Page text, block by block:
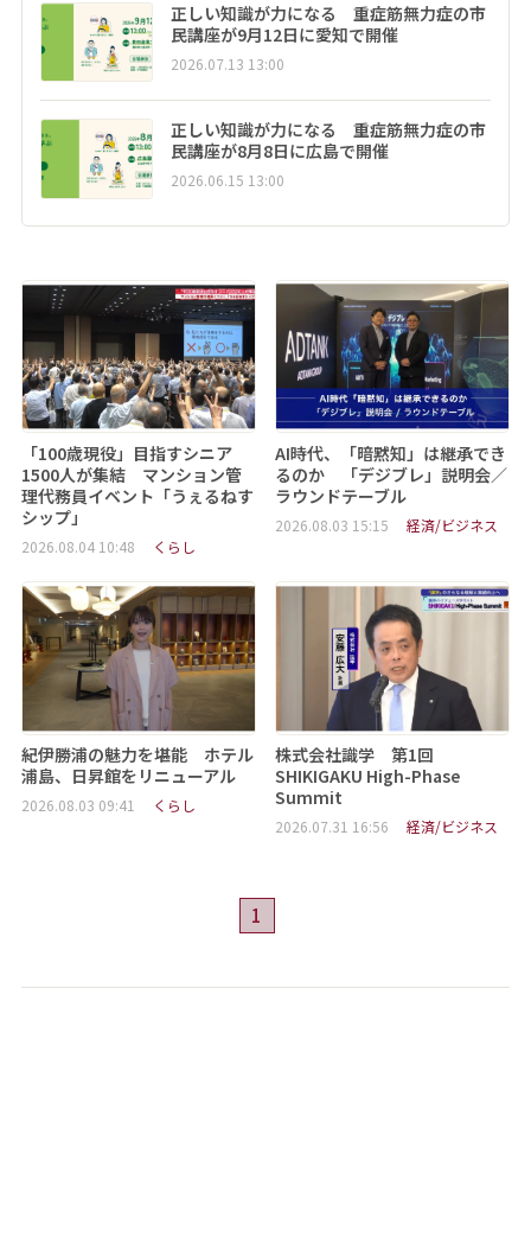
正しい知識が力になる 重症筋無力症の市
民講座が9月12日に愛知で開催
2026.07.13 13:00
正しい知識が力になる 重症筋無力症の市
民講座が8月8日に広島で開催
2026.06.15 13:00
「100歳現役」目指すシニア
1500人が集結 マンション管
理代務員イベント「うぇるねす
シップ」
2026.08.04 10:48 くらし
AI時代、「暗黙知」は継承でき
るのか 「デジブレ」説明会／
ラウンドテーブル
2026.08.03 15:15 経済/ビジネス
紀伊勝浦の魅力を堪能 ホテル
浦島、日昇館をリニューアル
2026.08.03 09:41 くらし
株式会社識学 第1回
SHIKIGAKU High-Phase
Summit
2026.07.31 16:56 経済/ビジネス
1